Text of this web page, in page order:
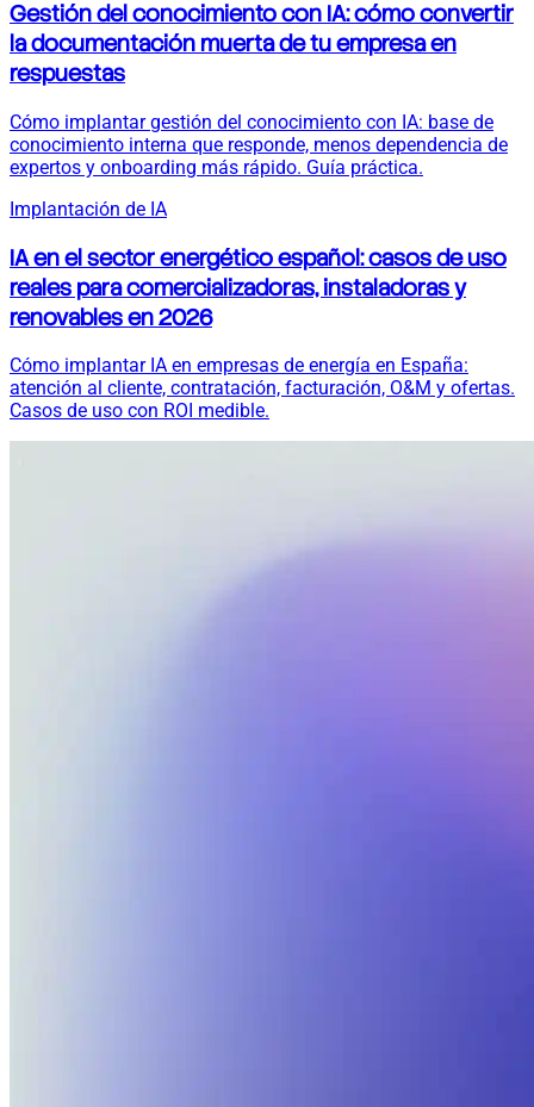
Gestión del conocimiento con IA: cómo convertir
la documentación muerta de tu empresa en
respuestas
Cómo implantar gestión del conocimiento con IA: base de
conocimiento interna que responde, menos dependencia de
expertos y onboarding más rápido. Guía práctica.
Implantación de IA
IA en el sector energético español: casos de uso
reales para comercializadoras, instaladoras y
renovables en 2026
Cómo implantar IA en empresas de energía en España:
atención al cliente, contratación, facturación, O&M y ofertas.
Casos de uso con ROI medible.